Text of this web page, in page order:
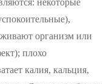
некоторые
организм или
плохо
калия, кальция,